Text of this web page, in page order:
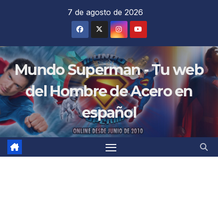
7 de agosto de 2026
Mundo Superman - Tu web
del Hombre de Acero en
español